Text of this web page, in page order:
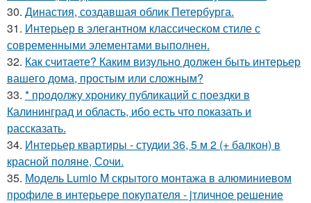
30. Династия, создавшая облик Петербурга.
31. Интерьер в элегантном классическом стиле с
современными элементами выполнен.
32. Как считаете? Каким визульно должен быть интерьер
вашего дома, простым или сложным?
33. * продолжу хронику публикаций с поездки в
Калининград и область, ибо есть что показать и
рассказать.
34. Интерьер квартиры - студии 36, 5 м 2 (+ балкон) в
красной поляне, Сочи.
35. Модель Lumio M скрытого монтажа в алюминиевом
профиле в интерьере покупателя - jтличное решение